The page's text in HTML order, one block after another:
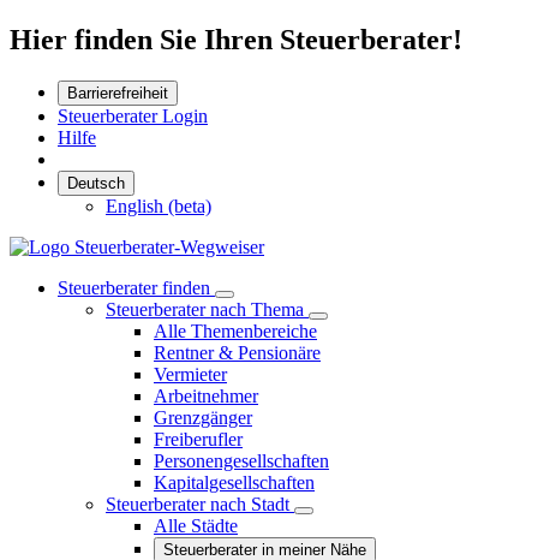
Hier finden Sie Ihren Steuerberater!
Barrierefreiheit
Steuerberater Login
Hilfe
Deutsch
English (beta)
Steuerberater finden
Steuerberater nach Thema
Alle Themenbereiche
Rentner & Pensionäre
Vermieter
Arbeitnehmer
Grenzgänger
Freiberufler
Personengesellschaften
Kapitalgesellschaften
Steuerberater nach Stadt
Alle Städte
Steuerberater in meiner Nähe